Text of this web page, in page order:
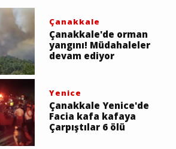
Çanakkale
Çanakkale'de orman
yangını! Müdahaleler
devam ediyor
Yenice
Çanakkale Yenice'de
Facia kafa kafaya
Çarpıştılar 6 ölü